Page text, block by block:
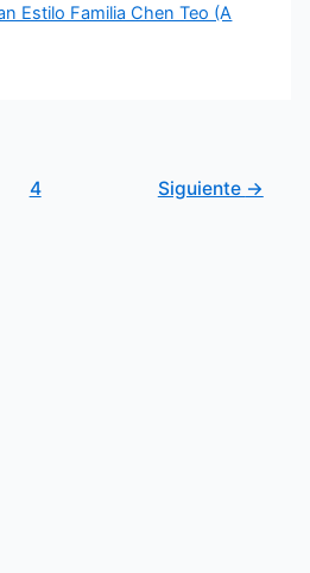
Estilo Familia Chen Teo (A
4 Siguiente →